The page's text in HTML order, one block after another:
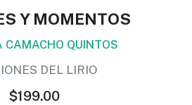
Y MOMENTOS
CAMACHO QUINTOS
DEL LIRIO
$199.00